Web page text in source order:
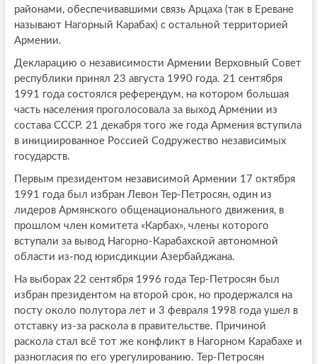
районами, обеспечивавшими связь Арцаха (так в Ереване
называют Нагорный Карабах) с остальной территорией
Армении.
Декларацию о независимости Армении Верховный Совет
республики принял 23 августа 1990 года. 21 сентября
1991 года состоялся референдум, на котором большая
часть населения проголосовала за выход Армении из
состава СССР. 21 декабря того же года Армения вступила
в инициированное Россией Содружество независимых
государств.
Первым президентом независимой Армении 17 октября
1991 года был избран Левон Тер-Петросян, один из
лидеров Армянского общенационального движения, в
прошлом член комитета «Карбах», члены которого
вступали за вывод Нагорно-Карабахской автономной
области из-под юрисдикции Азербайджана.
На выборах 22 сентября 1996 года Тер-Петросян был
избран президентом на второй срок, но продержался на
посту около полутора лет и 3 февраля 1998 года ушел в
отставку из-за раскола в правительстве. Причиной
раскола стал всё тот же конфликт в Нагорном Карабахе и
разногласия по его урегулированию. Тер-Петросян